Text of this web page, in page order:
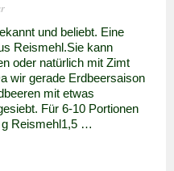
und beliebt. Eine
Reismehl.Sie kann
oder natürlich mit Zimt
wir gerade Erdbeersaison
mit etwas
Für 6-10 Portionen
g Reismehl1,5 …